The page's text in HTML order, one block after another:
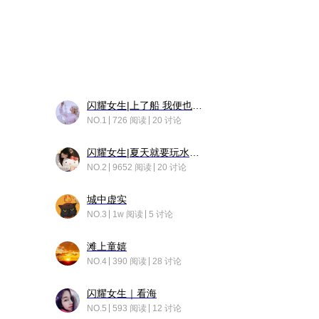
NO.1 726 阅读 20 讨论
NO.2 9652 阅读 20 讨论
城中虚实
NO.3 1w 阅读 5 讨论
滩上童嬉
NO.4 390 阅读 28 讨论
闪耀女生｜看海
NO.5 593 阅读 12 讨论